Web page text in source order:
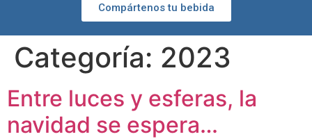
Compártenos tu bebida
Categoría: 2023
Entre luces y esferas, la
navidad se espera…